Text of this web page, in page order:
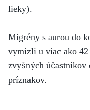
lieky).
Migrény s aurou do
vymizli u viac ako
zvyšných účastníkov
príznakov.